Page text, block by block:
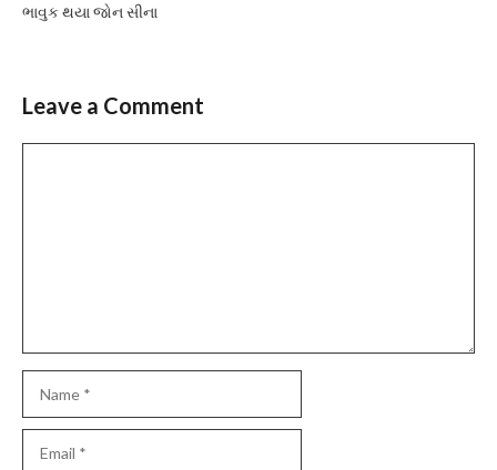
ભાવુક થયા જોન સીના
Leave a Comment